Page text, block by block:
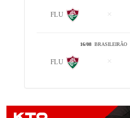
FLU
16/08BRASILEIRÃO
FLU